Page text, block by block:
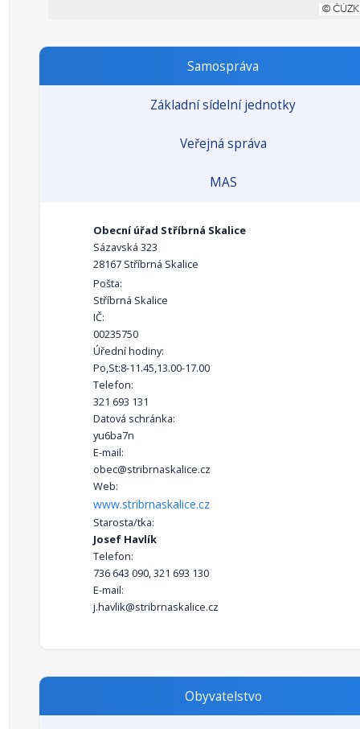
Samospráva
Základní sídelní jednotky
Veřejná správa
MAS
Obecní úřad Stříbrná Skalice
Sázavská 323
28167 Stříbrná Skalice
Pošta:
Stříbrná Skalice
IČ:
00235750
Úřední hodiny:
Po,St:8-11.45,13.00-17.00
Telefon:
321 693 131
Datová schránka:
yu6ba7n
E-mail:
obec@stribrnaskalice.cz
Web:
www.stribrnaskalice.cz
Starosta/tka:
Josef Havlík
Telefon:
736 643 090, 321 693 130
E-mail:
j.havlik@stribrnaskalice.cz
Obyvatelstvo